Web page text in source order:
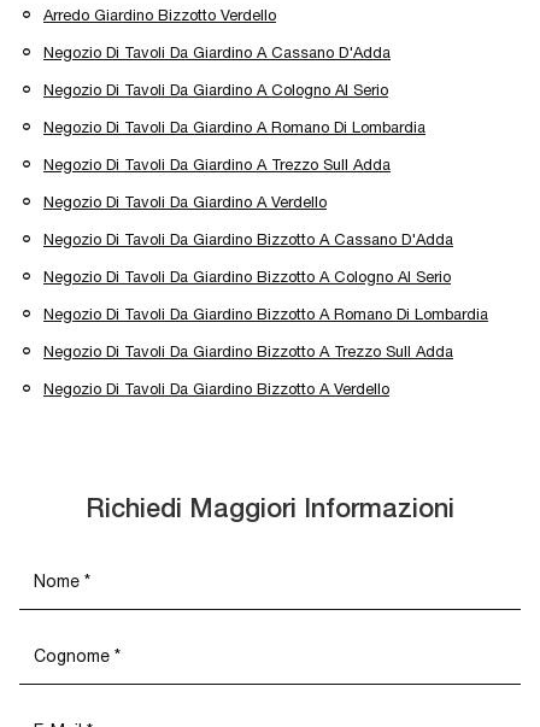
Arredo Giardino Bizzotto Verdello
Negozio Di Tavoli Da Giardino A Cassano D'Adda
Negozio Di Tavoli Da Giardino A Cologno Al Serio
Negozio Di Tavoli Da Giardino A Romano Di Lombardia
Negozio Di Tavoli Da Giardino A Trezzo Sull Adda
Negozio Di Tavoli Da Giardino A Verdello
Negozio Di Tavoli Da Giardino Bizzotto A Cassano D'Adda
Negozio Di Tavoli Da Giardino Bizzotto A Cologno Al Serio
Negozio Di Tavoli Da Giardino Bizzotto A Romano Di Lombardia
Negozio Di Tavoli Da Giardino Bizzotto A Trezzo Sull Adda
Negozio Di Tavoli Da Giardino Bizzotto A Verdello
Richiedi Maggiori Informazioni